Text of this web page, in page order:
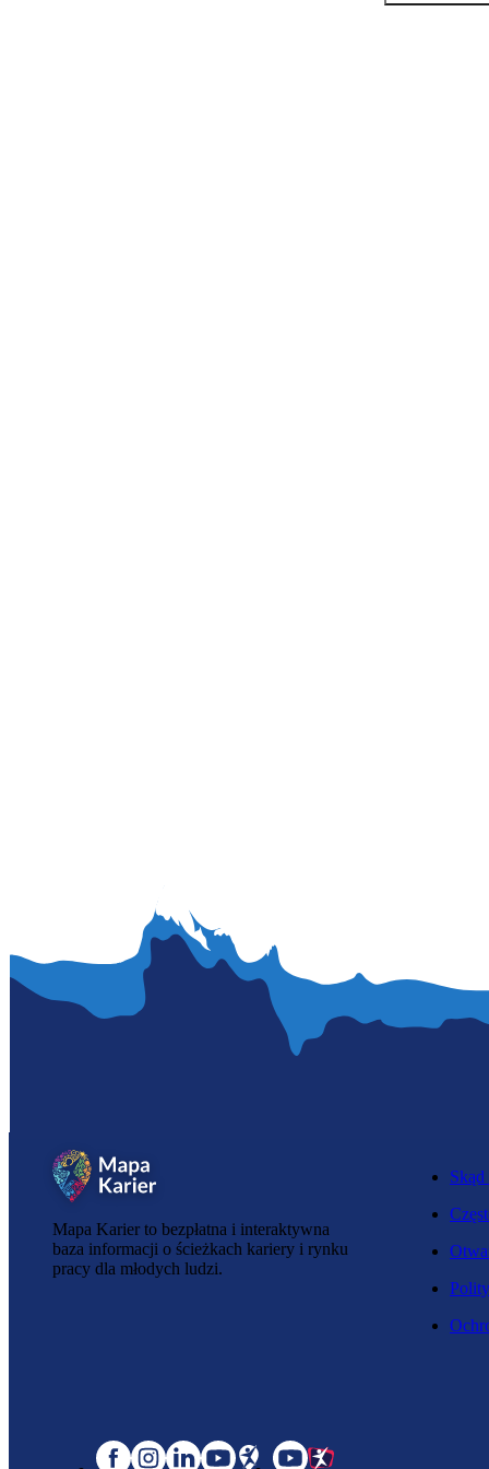
Mapa Karier to bezpłatna i interaktywna
baza informacji o ścieżkach kariery i rynku
pracy dla młodych ludzi.